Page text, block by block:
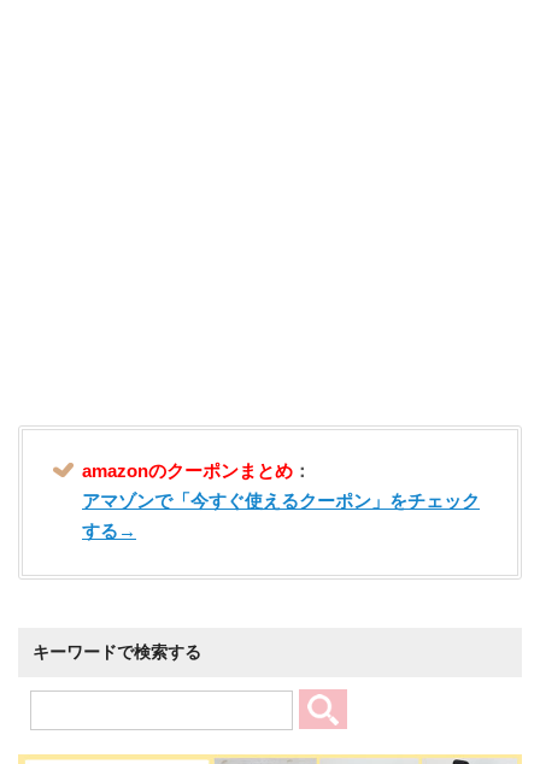
amazonのクーポンまとめ ：
アマゾンで「今すぐ使えるクーポン」をチェック
する→
キーワードで検索する